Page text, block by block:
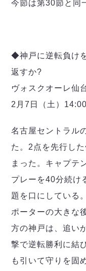
ミラクルスマイ
エスポラーダ北
立川アスレティ
ペスカドーラ町田
湘南ベルマーレ
ボアルース長野
シュライカー大
ボルクバレット
バサジィ大分
選手の通算記録
ヴォスクオーレ
マルバ水戸FC
リガーレヴィア
Y．S．C．C．
ヴィンセドール
今節は第30節と同
◆神戸に逆転負け
返すか?
ヴォスクオーレ仙
2月7日（土）
名古屋セントラル
た。2点を先行し
まった。キャプテ
プレーを40分続け
題を口にしている
ポーターの大きな
方の神戸は、追い
撃で逆転勝利に結
も引いて守りを固